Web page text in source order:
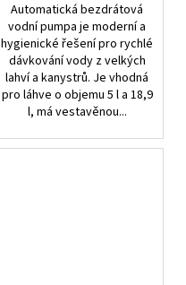
Automatická bezdrátová
vodní pumpa je moderní a
hygienické řešení pro rychlé
dávkování vody z velkých
lahví a kanystrů. Je vhodná
pro láhve o objemu 5 l a 18,9
l, má vestavěnou...